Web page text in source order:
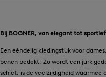
Bij BOGNER, van elegant tot
Een ééndelig kledingstuk voor
benen bedekt. Zo wordt een jurk
schiet, is de veelzijdigheid